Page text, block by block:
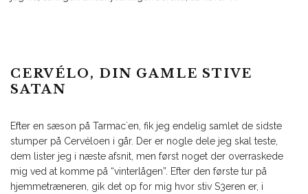
CERVÉLO, DIN GAMLE STIVE
SATAN
Efter en sæson på Tarmac´en, fik jeg endelig samlet de sidste
stumper på Cervéloen i går. Der er nogle dele jeg skal teste,
dem lister jeg i næste afsnit, men først noget der overraskede
mig ved at komme på “vinterlågen”. Efter den første tur på
hjemmetræneren, gik det op for mig hvor stiv S3eren er, i